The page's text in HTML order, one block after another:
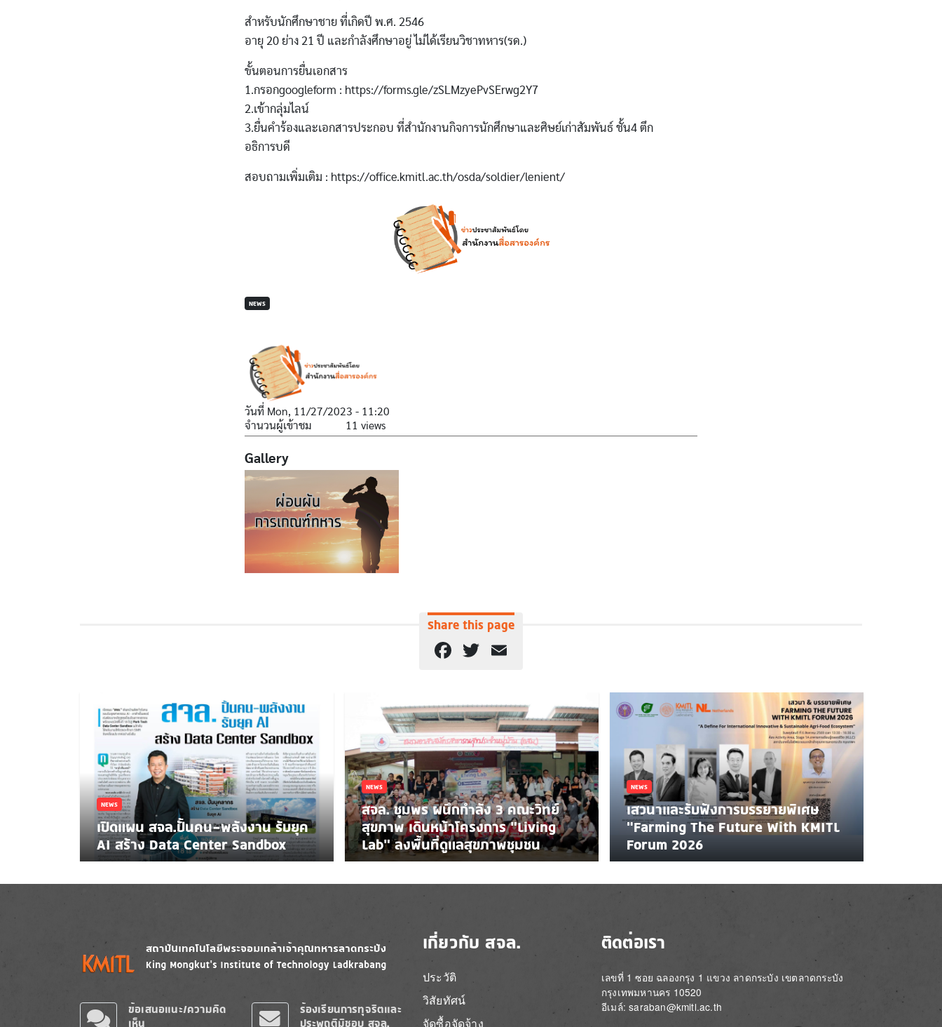
สำหรับนักศึกษาชาย ที่เกิดปี พ.ศ. 2546
อายุ 20 ย่าง 21 ปี และกำลังศึกษาอยู่ ไม่ได้เรียนวิชาทหาร(รด.)
ขั้นตอนการยื่นเอกสาร
1.กรอกgoogleform : https://forms.gle/zSLMzyePvSErwg2Y7
2.เข้ากลุ่มไลน์
3.ยื่นคำร้องและเอกสารประกอบ ที่สำนักงานกิจการนักศึกษาและศิษย์เก่าสัมพันธ์ ชั้น4 ตึก
อธิการบดี
สอบถามเพิ่มเติม : https://office.kmitl.ac.th/osda/soldier/lenient/
NEWS
วันที่ Mon, 11/27/2023 - 11:20
จำนวนผู้เข้าชม
11 views
Gallery
Share this page
Facebook
Twitter
NEWS
เปิดแผน สจล.ปั้นคน-พลังงาน รับยุค
AI สร้าง Data Center Sandbox
NEWS
สจล. ชุมพร ผนึกกำลัง 3 คณะวิทย์
สุขภาพ เดินหน้าโครงการ “Living
Lab” ลงพื้นที่ดูแลสุขภาพชุมชน
NEWS
เสวนาและรับฟังการบรรยายพิเศษ
"Farming The Future With KMITL
Forum 2026
Image Image
ข้อเสนอแนะ/ความคิด
เห็น
ร้องเรียนการทุจริตและ
ประพฤติมิชอบ สจล.
เกี่ยวกับ สจล.
ประวัติ
วิสัยทัศน์
จัดซื้อจัดจ้าง
ติดต่อเรา
เลขที่ 1 ซอย ฉลองกรุง 1 แขวง ลาดกระบัง เขตลาดกระบัง
กรุงเทพมหานคร 10520
อีเมล์: saraban@kmitl.ac.th